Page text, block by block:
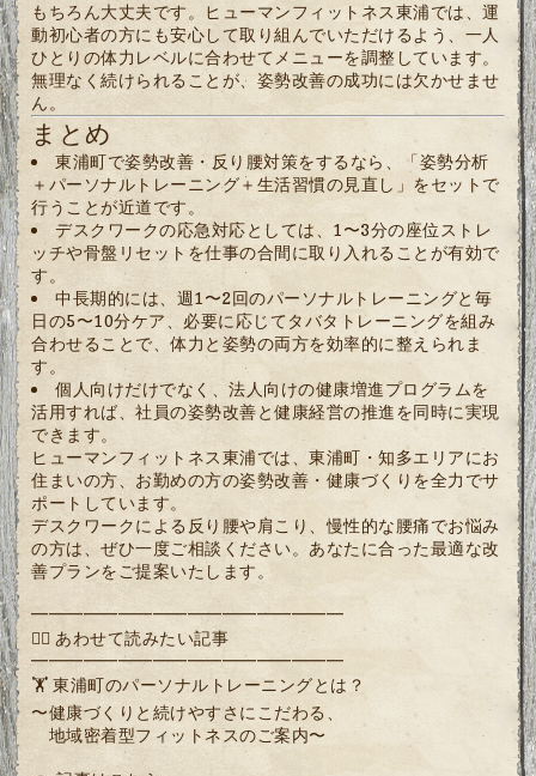
もちろん大丈夫です。ヒューマンフィットネス東浦では、運
動初心者の方にも安心して取り組んでいただけるよう、一人
ひとりの体力レベルに合わせてメニューを調整しています。
無理なく続けられることが、姿勢改善の成功には欠かせませ
ん。
まとめ
東浦町で姿勢改善・反り腰対策をするなら、「姿勢分析
＋パーソナルトレーニング＋生活習慣の見直し」をセットで
行うことが近道です。
デスクワークの応急対応としては、1〜3分の座位ストレ
ッチや骨盤リセットを仕事の合間に取り入れることが有効で
す。
中長期的には、週1〜2回のパーソナルトレーニングと毎
日の5〜10分ケア、必要に応じてタバタトレーニングを組み
合わせることで、体力と姿勢の両方を効率的に整えられま
す。
個人向けだけでなく、法人向けの健康増進プログラムを
活用すれば、社員の姿勢改善と健康経営の推進を同時に実現
できます。
ヒューマンフィットネス東浦では、東浦町・知多エリアにお
住まいの方、お勤めの方の姿勢改善・健康づくりを全力でサ
ポートしています。
デスクワークによる反り腰や肩こり、慢性的な腰痛でお悩み
の方は、ぜひ一度ご相談ください。あなたに合った最適な改
善プランをご提案いたします。
━━━━━━━━━━━━━━━━━━
🏋️‍♂️ あわせて読みたい記事
━━━━━━━━━━━━━━━━━━
🏋️ 東浦町のパーソナルトレーニングとは？
〜健康づくりと続けやすさにこだわる、
地域密着型フィットネスのご案内〜